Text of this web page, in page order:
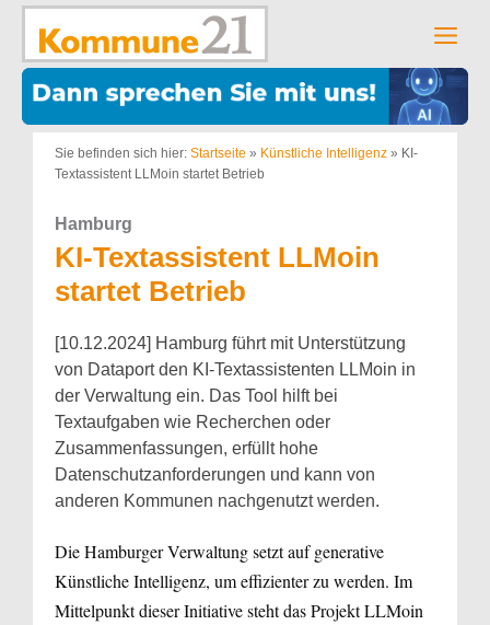
Zum
springen
Sie befinden sich hier: Startseite » Künstliche Intelligenz » KI-
Textassistent LLMoin startet Betrieb
Hamburg
KI-Textassistent LLMoin
startet Betrieb
[10.12.2024] Hamburg führt mit Unterstützung
von Dataport den KI-Textassistenten LLMoin in
der Verwaltung ein. Das Tool hilft bei
Textaufgaben wie Recherchen oder
Zusammenfassungen, erfüllt hohe
Datenschutzanforderungen und kann von
anderen Kommunen nachgenutzt werden.
Die Hamburger Verwaltung setzt auf generative
Künstliche Intelligenz, um effizienter zu werden. Im
Mittelpunkt dieser Initiative steht das Projekt LLMoin